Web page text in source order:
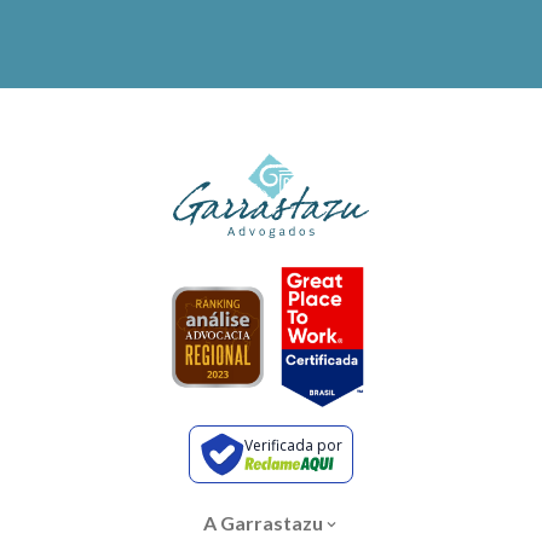
Verificada por
A Garrastazu